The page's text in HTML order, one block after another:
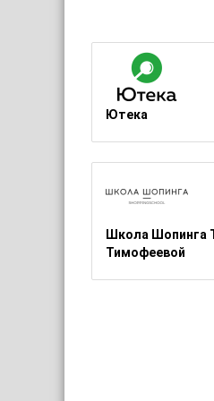
Ютека
Школа Шопинга
Тимофеевой